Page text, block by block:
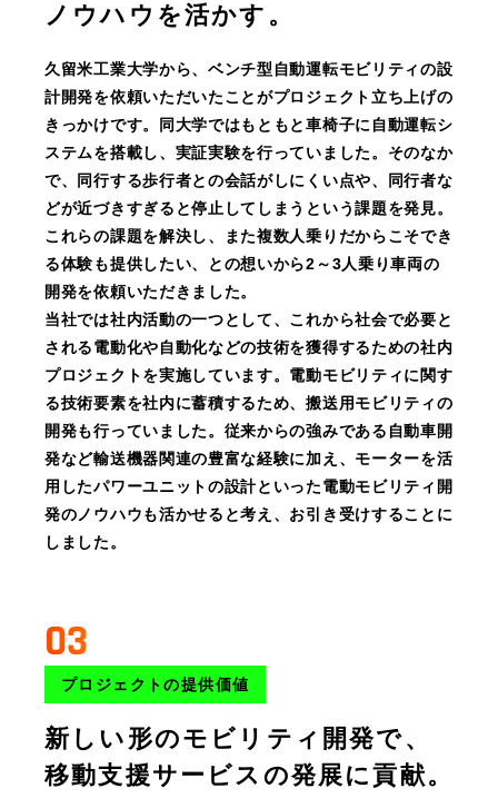
ノウハウを活かす。
久留米工業大学から、ベンチ型自動運転モビリティの設
計開発を依頼いただいたことがプロジェクト立ち上げの
きっかけです。同大学ではもともと車椅子に自動運転シ
ステムを搭載し、実証実験を行っていました。そのなか
で、同行する歩行者との会話がしにくい点や、同行者な
どが近づきすぎると停止してしまうという課題を発見。
これらの課題を解決し、また複数人乗りだからこそでき
る体験も提供したい、との想いから2～3人乗り車両の
開発を依頼いただきました。
当社では社内活動の一つとして、これから社会で必要と
される電動化や自動化などの技術を獲得するための社内
プロジェクトを実施しています。電動モビリティに関す
る技術要素を社内に蓄積するため、搬送用モビリティの
開発も行っていました。従来からの強みである自動車開
発など輸送機器関連の豊富な経験に加え、モーターを活
用したパワーユニットの設計といった電動モビリティ開
発のノウハウも活かせると考え、お引き受けすることに
しました。
03
プロジェクトの提供価値
新しい形のモビリティ開発で、
移動支援サービスの発展に貢献。